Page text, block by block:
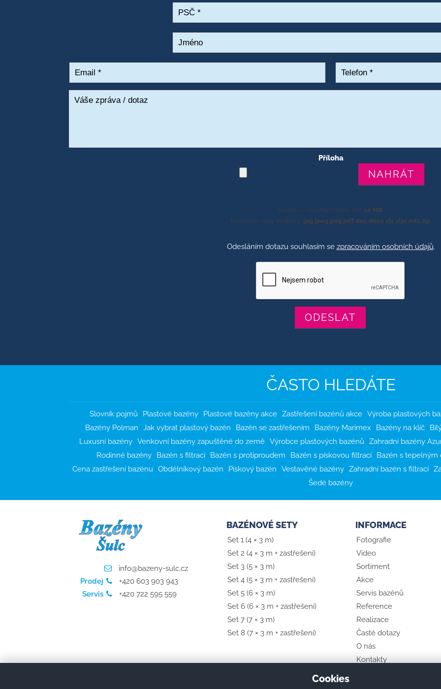
PSČ*
Jméno
Email*
Příloha
Soubory musí být menší než 10 MB
Povolené typy souborů: jpg jpeg png pdf doc docx xls xlsx ods zip.
Odesláním dotazu souhlasím se zpracováním osobních údajů.
ČASTO HLEDÁTE
Slovník pojmů Plastové bazény Plastové bazény akce Zastřešení bazénů akce Výroba plastových
Bazény Polman
Jak vybrat plastový bazén Bazén se zastřešením Bazény Marimex Bazény na klíč
Luxusní bazény Venkovní bazény zapuštěné do země Výrobce plastových bazénů Zahradní bazény
Rodinné bazény
Bazén s filtrací Bazén s protiproudem Bazén s pískovou filtrací Bazén s tepelným
Cena zastřešení bazénu
Obdélníkový bazén Pískový bazén Vestavěné bazény Zahradní bazén s filtrací
Šedé bazény
Cookies
info@bazeny-sulc.cz
Prodej
+420 603 903 943
Servis
+420 722 595 559
BAZÉNOVÉ SETY
Set 1 (4 × 3 m)
Set 2 (4 × 3 m + zastřešení)
Set 3 (5 × 3 m)
Set 4 (5 × 3 m + zastřešení)
Set 5 (6 × 3 m)
Set 6 (6 × 3 m + zastřešení)
Set 7 (7 × 3 m)
Set 8 (7 × 3 m + zastřešení)
INFORMACE
Fotografie
Video
Sortiment
Akce
Servis bazénů
Reference
Realizace
Časté dotazy
O nás
Kontakty